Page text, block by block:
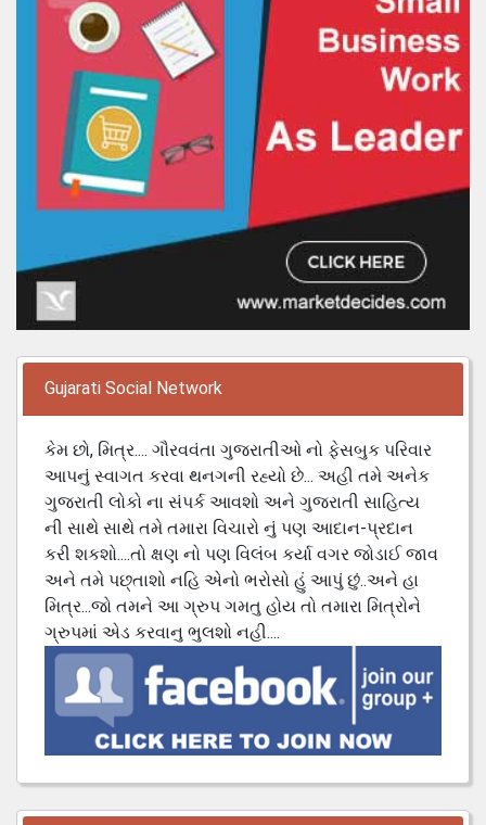
Gujarati Social Network
કેમ છો, મિત્ર.... ગૌરવવંતા ગુજરાતીઓ નો ફેસબુક પરિવાર
આપનું સ્વાગત કરવા થનગની રહ્યો છે... અહી તમે અનેક
ગુજરાતી લોકો ના સંપર્ક આવશો અને ગુજરાતી સાહિત્ય
ની સાથે સાથે તમે તમારા વિચારો નું પણ આદાન-પ્રદાન
કરી શકશો....તો ક્ષણ નો પણ વિલંબ કર્યા વગર જોડાઈ જાવ
અને તમે પછ્તાશો નહિ એનો ભરોસો હું આપું છું..અને હા
મિત્ર...જો તમને આ ગ્રુપ ગમતુ હોય તો તમારા મિત્રોને
ગ્રુપમાં એડ કરવાનુ ભુલશો નહી....